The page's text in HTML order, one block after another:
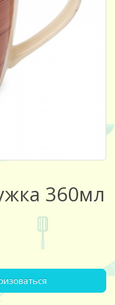
360мл